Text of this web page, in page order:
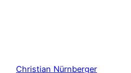
Christian Nürnberger